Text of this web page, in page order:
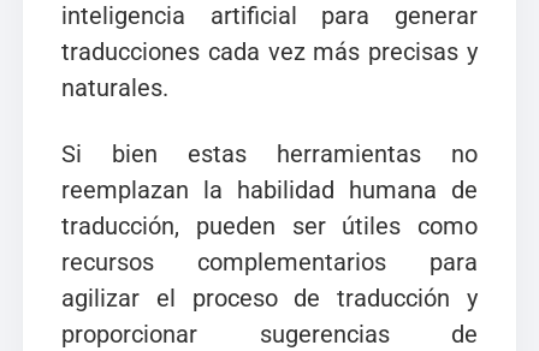
inteligencia artificial para generar
traducciones cada vez más precisas y
naturales.
Si bien estas herramientas no
reemplazan la habilidad humana de
traducción, pueden ser útiles como
recursos complementarios para
agilizar el proceso de traducción y
proporcionar sugerencias de